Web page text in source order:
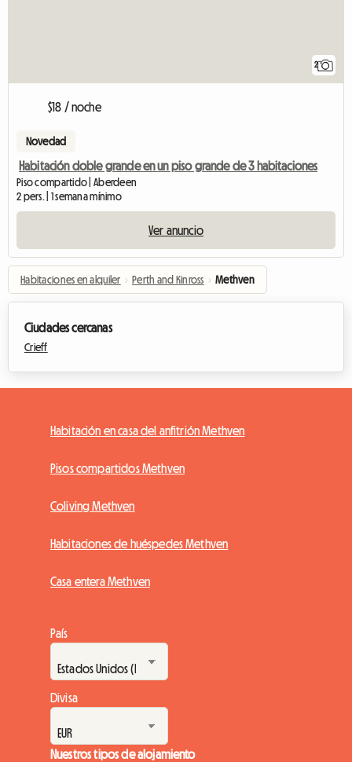
2
$18 / noche
Novedad
Habitación doble grande en un piso grande de 3 habitaciones
Piso compartido | Aberdeen
2 pers. | 1 semana mínimo
Ver anuncio
Habitaciones en alquiler › Perth and Kinross › Methven
Ciudades cercanas
Crieff
Habitación en casa del anfitrión Methven
Pisos compartidos Methven
Coliving Methven
Habitaciones de huéspedes Methven
Casa entera Methven
País
Divisa
Nuestros tipos de alojamiento